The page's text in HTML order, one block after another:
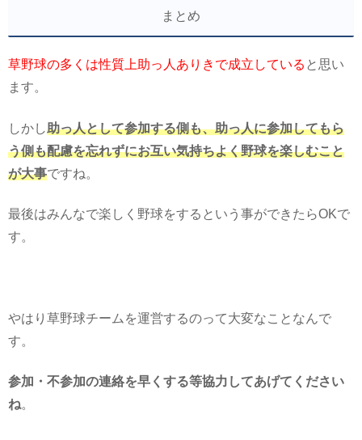
まとめ
草野球の多くは性質上助っ人ありきで成立している と思い
ます。
しかし助っ人として参加する側も、助っ人に参加してもら
う側も配慮を忘れずにお互い気持ちよく野球を楽しむこと
が大事ですね。
最後はみんなで楽しく野球をするという事ができたらOKで
す。
やはり草野球チームを運営するのって大変なことなんで
す。
参加・不参加の連絡を早くする等協力してあげてください
ね。